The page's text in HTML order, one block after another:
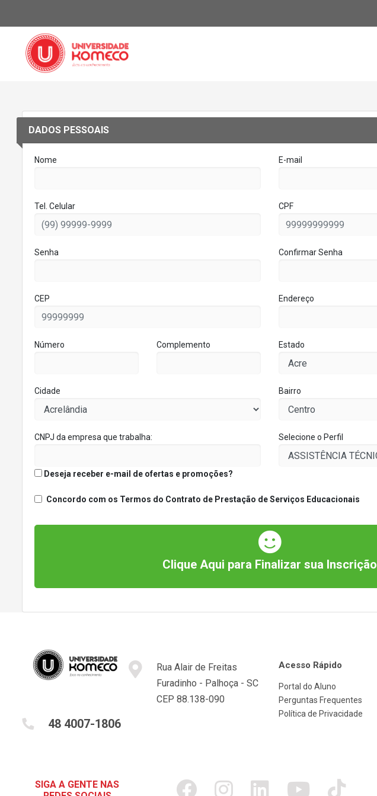
DADOS PESSOAIS
Nome E-mail
Tel. Celular CPF
Senha Confirmar Senha
CEP Endereço
Número Complemento Estado
Cidade Bairro
CNPJ da empresa que trabalha: Selecione o Perfil
Deseja receber e-mail de ofertas e promoções?
Concordo com os Termos do Contrato de Prestação de Serviços Educacionais
Clique Aqui para Finalizar sua Inscrição
Rua Alair de Freitas
Furadinho - Palhoça - SC
CEP 88.138-090
48 4007-1806
Acesso Rápido
Portal do Aluno
Perguntas Frequentes
Política de Privacidade
SIGA A GENTE NAS